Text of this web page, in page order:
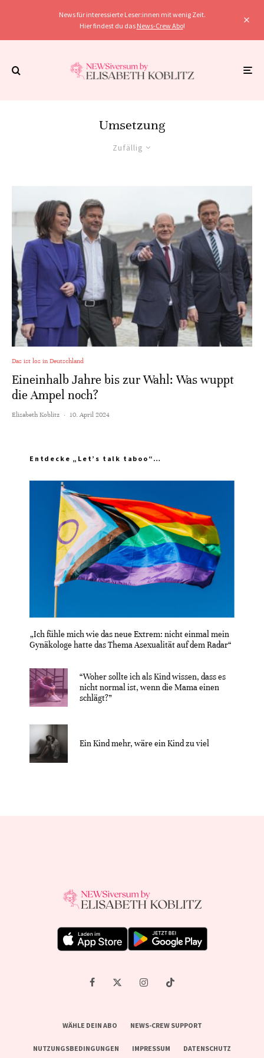
News für interessierte Leser:innen mit wenig Zeit.
Hier findest du das News-Crew Abo!
Umsetzung
Zufällig
Das ist los in Deutschland
Eineinhalb Jahre bis zur Wahl: Was wuppt
die Ampel noch?
Elisabeth Koblitz · 10. April 2024
Entdecke „Let’s talk taboo“…
„Ich fühle mich wie das neue Extrem: nicht einmal mein
Gynäkologe hatte das Thema Asexualität auf dem Radar“
“Woher sollte ich als Kind wissen, dass es
nicht normal ist, wenn die Mama einen
schlägt?”
Ein Kind mehr, wäre ein Kind zu viel
WÄHLE DEIN ABO NEWS-CREW SUPPORT
NUTZUNGSBEDINGUNGEN IMPRESSUM DATENSCHUTZ